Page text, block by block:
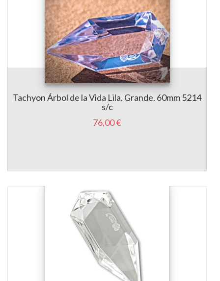
Tachyon Árbol de la Vida Lila. Grande. 60mm 5214
s/c
76,00 €